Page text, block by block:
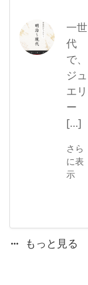
一世
代
で、
ジュ
エリ
ー
[…]
さら
に表
示
もっと見る